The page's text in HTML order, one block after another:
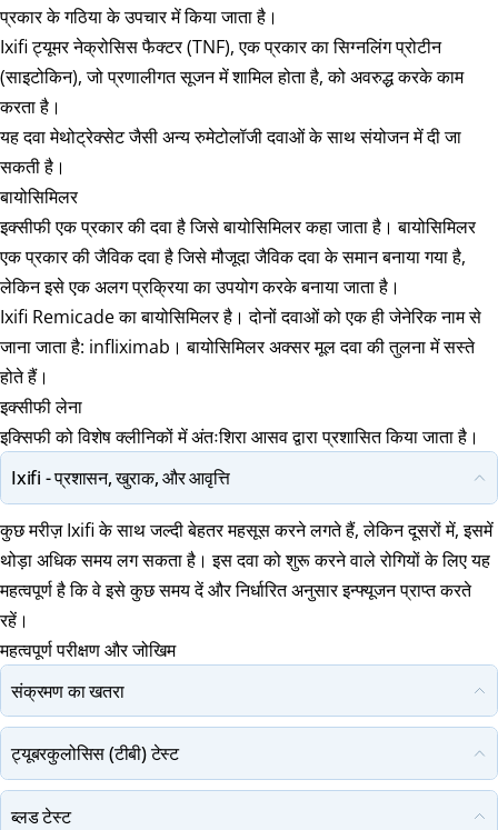
प्रकार के गठिया के उपचार में किया जाता है।
Ixifi ट्यूमर नेक्रोसिस फैक्टर (TNF), एक प्रकार का सिग्नलिंग प्रोटीन
(साइटोकिन), जो प्रणालीगत सूजन में शामिल होता है, को अवरुद्ध करके काम
करता है।
यह दवा मेथोट्रेक्सेट जैसी अन्य रुमेटोलॉजी दवाओं के साथ संयोजन में दी जा
सकती है।
बायोसिमिलर
इक्सीफी एक प्रकार की दवा है जिसे बायोसिमिलर कहा जाता है। बायोसिमिलर
एक प्रकार की जैविक दवा है जिसे मौजूदा जैविक दवा के समान बनाया गया है,
लेकिन इसे एक अलग प्रक्रिया का उपयोग करके बनाया जाता है।
Ixifi Remicade का बायोसिमिलर है। दोनों दवाओं को एक ही जेनेरिक नाम से
जाना जाता है: infliximab। बायोसिमिलर अक्सर मूल दवा की तुलना में सस्ते
होते हैं।
इक्सीफी लेना
इक्सिफी को विशेष क्लीनिकों में अंतःशिरा आसव द्वारा प्रशासित किया जाता है।
Ixifi - प्रशासन, खुराक, और आवृत्ति
कुछ मरीज़ Ixifi के साथ जल्दी बेहतर महसूस करने लगते हैं, लेकिन दूसरों में, इसमें
थोड़ा अधिक समय लग सकता है। इस दवा को शुरू करने वाले रोगियों के लिए यह
महत्वपूर्ण है कि वे इसे कुछ समय दें और निर्धारित अनुसार इन्फ्यूजन प्राप्त करते
रहें।
महत्वपूर्ण परीक्षण और जोखिम
संक्रमण का खतरा
ट्यूबरकुलोसिस (टीबी) टेस्ट
ब्लड टेस्ट